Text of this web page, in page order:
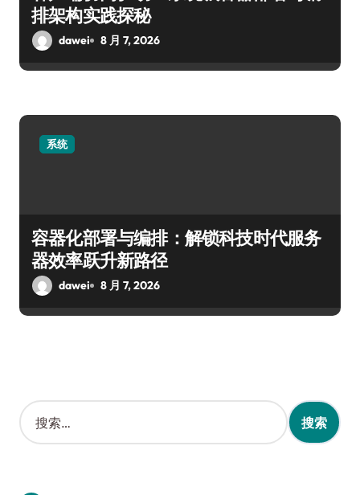
排架构实践探秘
dawei 8 月 7, 2026
系统
容器化部署与编排：解锁科技时代服务
器效率跃升新路径
dawei 8 月 7, 2026
搜
索
：